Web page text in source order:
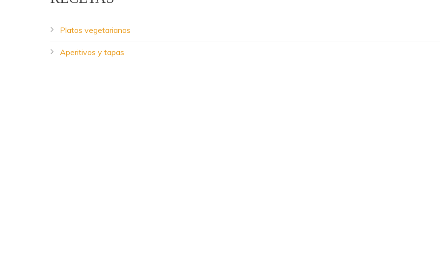
Platos vegetarianos
Aperitivos y tapas
Lentejas Casilda - Copyright © 2016.Diseño web